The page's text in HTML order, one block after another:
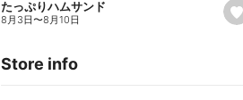
s
e
たっぷりハムサンド
8月3日〜8月10日
Store info